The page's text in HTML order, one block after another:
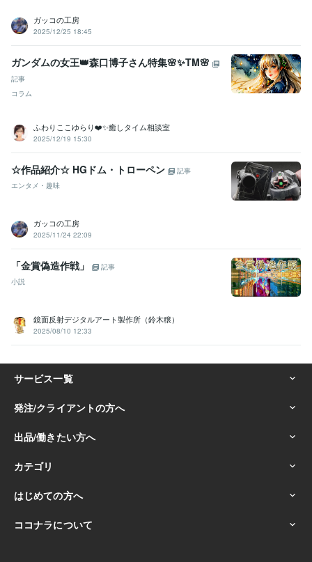
ガッコの工房
2025/12/25 18:45
ガンダムの女王👑森口博子さん特集🌸✨TM🌸
記事
コラム
ふわりここゆらり❤️✨癒しタイム相談室
2025/12/19 15:30
☆作品紹介☆ HGドム・トローペン
記事
エンタメ・趣味
ガッコの工房
2025/11/24 22:09
「金賞偽造作戦」
記事
小説
鏡面反射デジタルアート製作所（鈴木穣）
2025/08/10 12:33